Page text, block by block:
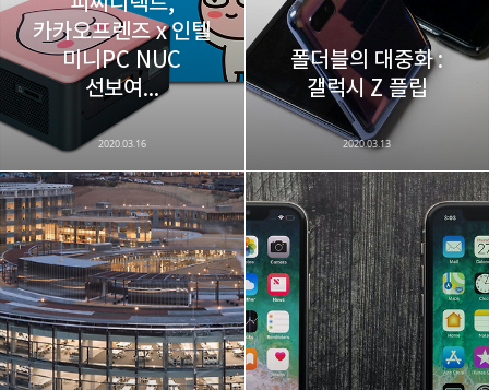
카카오프렌즈 x 인텔
미니PC NUC
선보여...
2020.03.16
폴더블의 대중화 :
갤럭시 Z 플립
2020.03.13